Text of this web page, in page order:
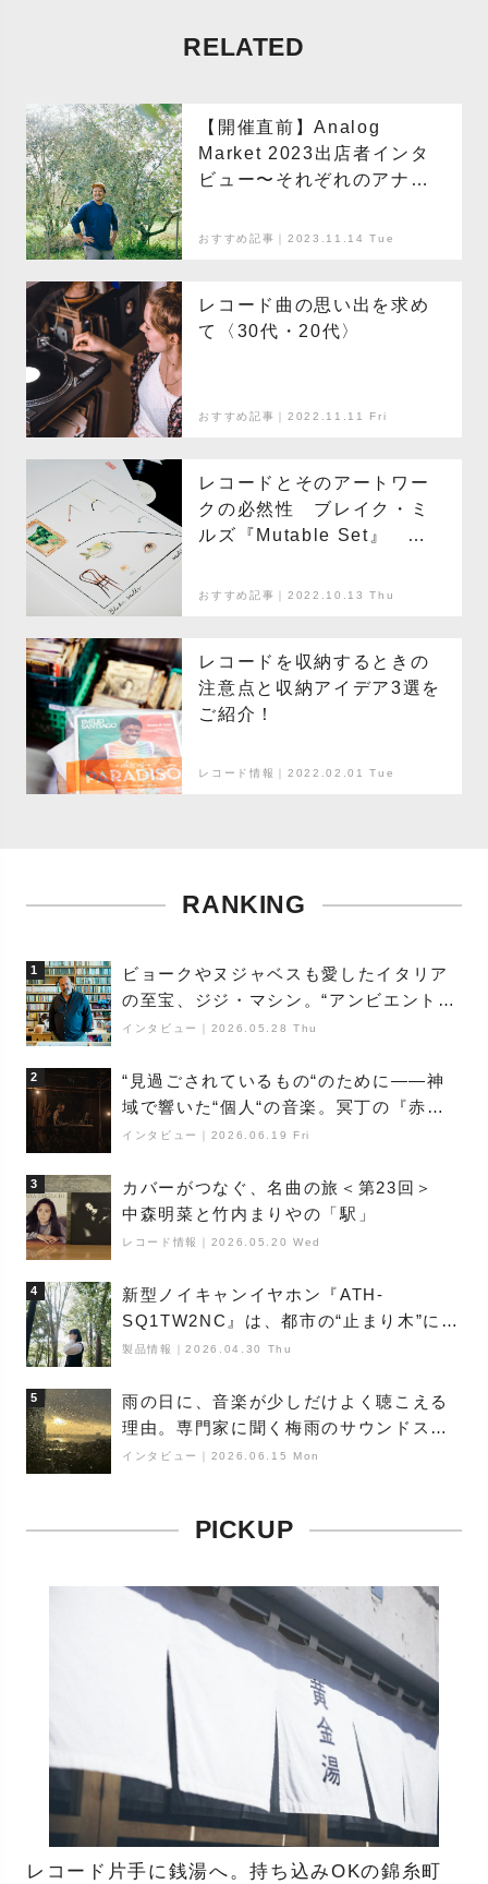
RELATED
【開催直前】Analog
Market 2023出店者インタ
ビュー〜それぞれのアナロ
Basket Japan」編
おすすめ記事｜2023.11.14 Tue
レコード曲の思い出を求め
て〈30代・20代〉
おすすめ記事｜2022.11.11 Fri
レコードとそのアートワー
クの必然性 ブレイク・ミ
ルズ『Mutable Set』
ヴィラルバ
おすすめ記事｜2022.10.13 Thu
レコードを収納するときの
注意点と収納アイデア3選を
ご紹介！
レコード情報｜2022.02.01 Tue
RANKING
1
ビョークやヌジャベスも愛したイタリア
の至宝、ジジ・マシン。“アンビエントの
巨匠”が明かす創作の原点と、「動き」に
インタビュー 2026.05.28 Thu
2
“見過ごされているもの“のために――神
域で響いた“個人“の音楽。冥丁の『赤城
夜神楽』をレポート
インタビュー 2026.06.19 Fri
3
カバーがつなぐ、名曲の旅＜第23回＞
中森明菜と竹内まりやの「駅」
レコード情報 2026.05.20 Wed
4
新型ノイキャンイヤホン『ATH-
SQ1TW2NC』は、都市の“止まり木”にな
り得るーシンガーソングライター浮
製品情報 ｜2026.04.30 Thu
5
雨の日に、音楽が少しだけよく聴こえる
理由。専門家に聞く梅雨のサウンドス
ケープ
インタビュー 2026.06.15 Mon
PICKUP
レコード片手に銭湯へ。持ち込みOKの錦糸町